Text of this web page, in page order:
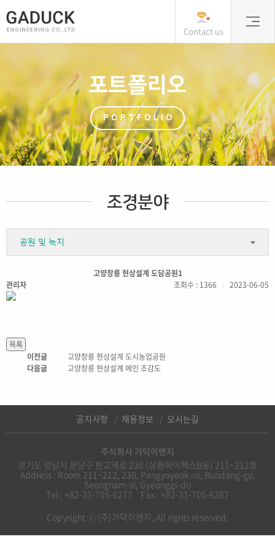
Contact us
포트폴리오
PORTFOLIO
조경분야
공원 및 녹지
고양창릉 현상설계 도담공원1
관리자
조회수 : 1366 | 2023-06-05
이전글
고양창릉 현상설계 도시농업공원
다음글
고양창릉 현상설계 메인 조감도
공지사항 채용정보 오시는길
주식회사 가덕이엔지
경기도 성남시 분당구 판교역로 230 (삼환하이펙스B동) 211~212호
Address : Room 211~212, 230, Pangyoyeok-ro, Bundang-gu,
Seongnam-si, Gyeonggi-do
Tel : +82-31-705-6277
Fax : +82-31-705-6287
Copyright ⓒ (주)가덕이엔지, All rights reserved.